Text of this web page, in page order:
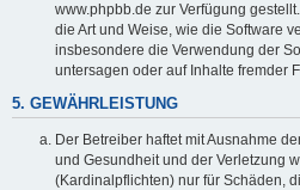
www.phpbb.de zur Verfügung
die Art und Weise, wie die Software
insbesondere die Verwendung der
untersagen oder auf Inhalte fremder
5. GEWÄHRLEISTUNG
Der Betreiber haftet mit Ausnahme
und Gesundheit und der Verletzung
(Kardinalpflichten) nur für Schäden,